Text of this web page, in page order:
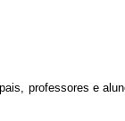
professores e